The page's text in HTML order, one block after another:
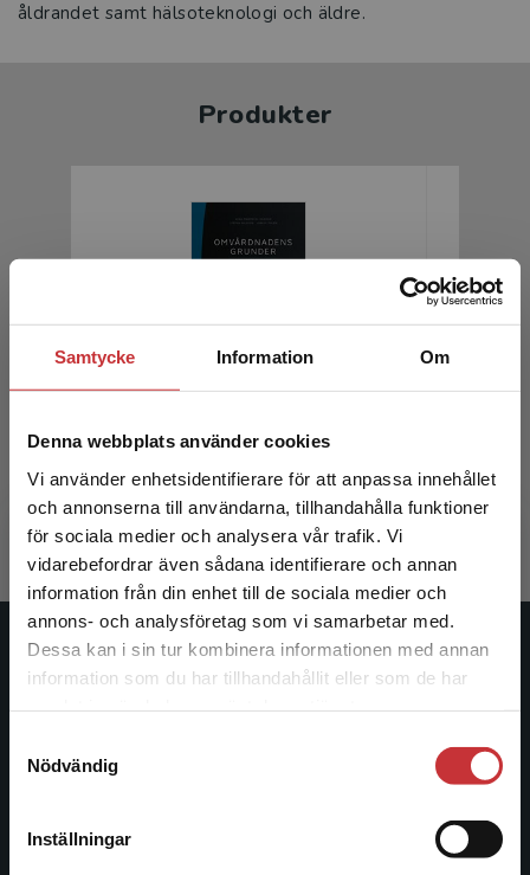
Samtycke Information Om
Denna webbplats använder cookies
Vi använder enhetsidentifierare för att anpassa innehållet
och annonserna till användarna, tillhandahålla funktioner
för sociala medier och analysera vår trafik. Vi
vidarebefordrar även sådana identifierare och annan
information från din enhet till de sociala medier och
annons- och analysföretag som vi samarbetar med.
Dessa kan i sin tur kombinera informationen med annan
information som du har tillhandahållit eller som de har
Nödvändig
Inställningar
Begränsad fraktregion
Det verkar som att du besöker
studentlitteratur.se via en enhet utanför Sverige.
Vi erbjuder inte leveranser utanför Sverige. För
att kunna slutföra ett köp måste
åldrandet samt hälsoteknologi och äldre.
Produkter
Omvårdnadens grunder
Exkl. moms: 545 kr
Exkl.
Studentlitteratur
Studentlitteratur grundades 1963 och är idag Sveriges
ledande utbildningsförlag. Med läromedel, kurslitteratur,
facklitteratur, utbildningar och digitala
längs hela kunskapsresan.